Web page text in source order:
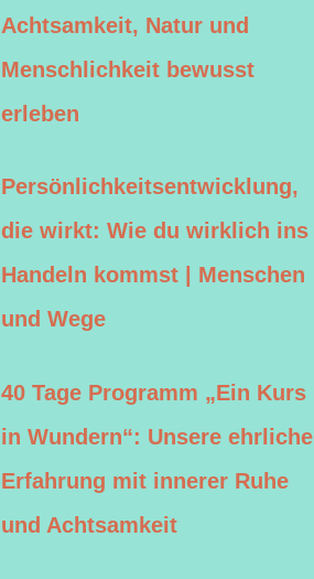
Achtsamkeit, Natur und
Menschlichkeit bewusst
erleben
Persönlichkeitsentwicklung,
die wirkt: Wie du wirklich ins
Handeln kommst | Menschen
und Wege
40 Tage Programm „Ein Kurs
in Wundern“: Unsere ehrliche
Erfahrung mit innerer Ruhe
und Achtsamkeit